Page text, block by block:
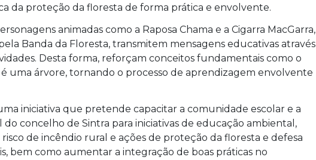
da proteção da floresta de forma prática e envolvente.
animadas como a Raposa Chama e a Cigarra MacGarra,
Banda da Floresta, transmitem mensagens educativas através
Desta forma, reforçam conceitos fundamentais como o
uma árvore, tornando o processo de aprendizagem envolvente
uma iniciativa que pretende capacitar a comunidade escolar e a
concelho de Sintra para iniciativas de educação ambiental,
de incêndio rural e ações de proteção da floresta e defesa
bem como aumentar a integração de boas práticas no